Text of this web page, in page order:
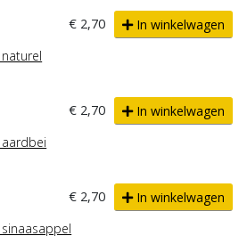
€ 2,70
In winkelwagen
€ 2,70
In winkelwagen
€ 2,70
In winkelwagen